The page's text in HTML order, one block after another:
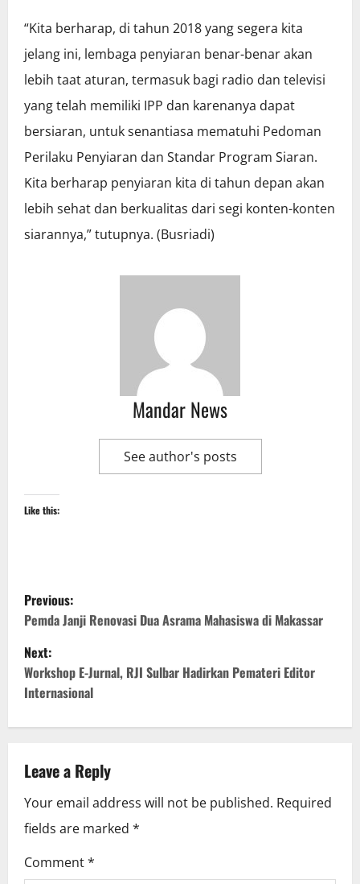
“Kita berharap, di tahun 2018 yang segera kita
jelang ini, lembaga penyiaran benar-benar akan
lebih taat aturan, termasuk bagi radio dan televisi
yang telah memiliki IPP dan karenanya dapat
bersiaran, untuk senantiasa mematuhi Pedoman
Perilaku Penyiaran dan Standar Program Siaran.
Kita berharap penyiaran kita di tahun depan akan
lebih sehat dan berkualitas dari segi konten-konten
siarannya,” tutupnya. (Busriadi)
Mandar News
See author's posts
Like this:
P
o
s
t
n
a
v
i
g
Previous:
Pemda Janji Renovasi Dua Asrama Mahasiswa di Makassar
Next:
Workshop E-Jurnal, RJI Sulbar Hadirkan Pemateri Editor
Internasional
Leave a Reply
Your email address will not be published. Required
fields are marked *
Comment*